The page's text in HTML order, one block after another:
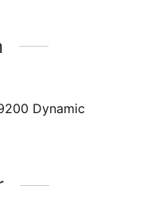
Dynamic